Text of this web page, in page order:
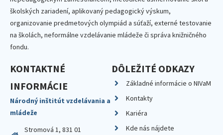
školských zariadení, aplikovaný pedagogický výskum,
organizovanie predmetových olympiád a súťaží, externé testovanie
na školách, neformálne vzdelávanie mládeže či správa knižničného
fondu.
KONTAKTNÉ
INFORMÁCIE
Národný inštitút vzdelávania a
mládeže
Stromová 1, 831 01
DÔLEŽITÉ ODKAZY
Základné informácie o NIVaM
Kontakty
Kariéra
Kde nás nájdete